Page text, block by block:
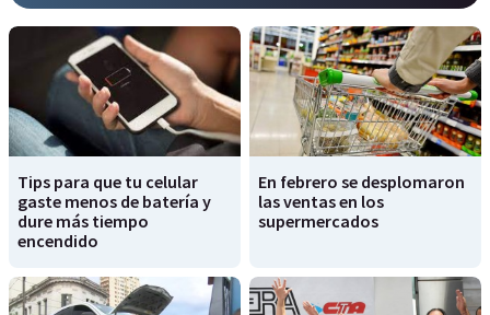
Tips para que tu celular
gaste menos de batería y
dure más tiempo
encendido
En febrero se desplomaron
las ventas en los
supermercados